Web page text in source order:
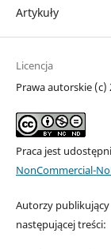
Artykuły
Licencja
Prawa autorskie (c)
Praca jest
NonCommercial-
Autorzy
następującej treści: